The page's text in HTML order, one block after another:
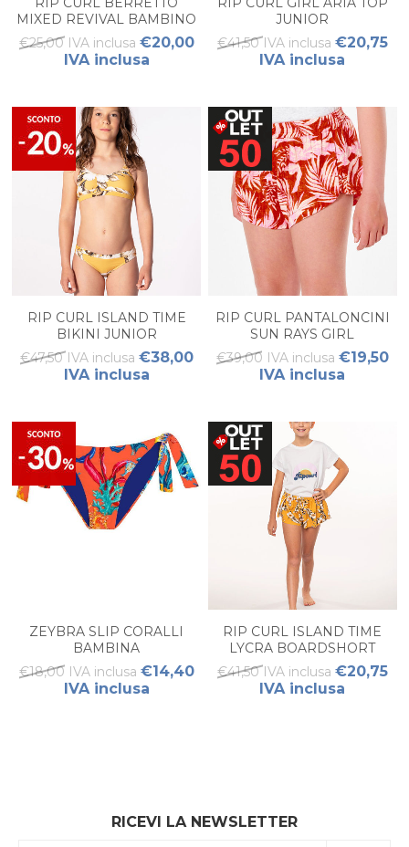
MIXED REVIVAL BAMBINO
€25,00 IVA inclusa €20,00
IVA inclusa
JUNIOR
€41,50 IVA inclusa €20,75
IVA inclusa
RIP CURL ISLAND TIME
BIKINI JUNIOR
€47,50 IVA inclusa €38,00
IVA inclusa
RIP CURL PANTALONCINI
SUN RAYS GIRL
€39,00 IVA inclusa €19,50
IVA inclusa
ZEYBRA SLIP CORALLI
BAMBINA
€18,00 IVA inclusa €14,40
IVA inclusa
RIP CURL ISLAND TIME
LYCRA BOARDSHORT
JUNIOR
€41,50 IVA inclusa €20,75
IVA inclusa
RICEVI LA NEWSLETTER